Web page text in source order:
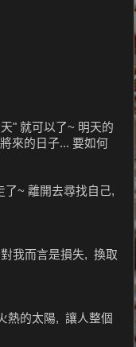
" 就可以了~ 明天的
來的日子... 要如何
~ 離開去尋找自己,
我而言是損失, 換取
熱的太陽, 讓人整個